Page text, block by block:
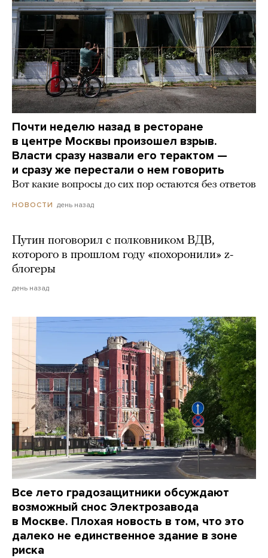
Почти неделю назад в ресторане
в центре Москвы произошел взрыв.
Власти сразу назвали его терактом —
и сразу же перестали о нем говорить
Вот какие вопросы до сих пор остаются без ответов
НОВОСТИ день назад
Путин поговорил с полковником ВДВ,
которого в прошлом году «похоронили» z-
блогеры
день назад
Все лето градозащитники обсуждают
возможный снос Электрозавода
в Москве. Плохая новость в том, что это
далеко не единственное здание в зоне
риска